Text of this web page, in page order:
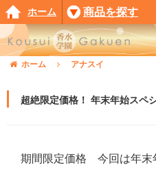
ホーム 商品を探す
ホーム アナスイ
超絶限定価格！ 年末年始スペ
期間限定価格 今回は年末